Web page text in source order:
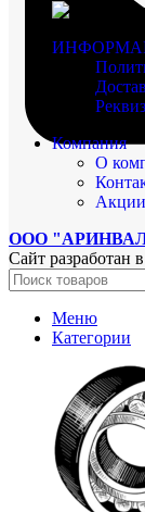
Компания
О
Акции
ООО
Сайт разработан
Меню
Категории